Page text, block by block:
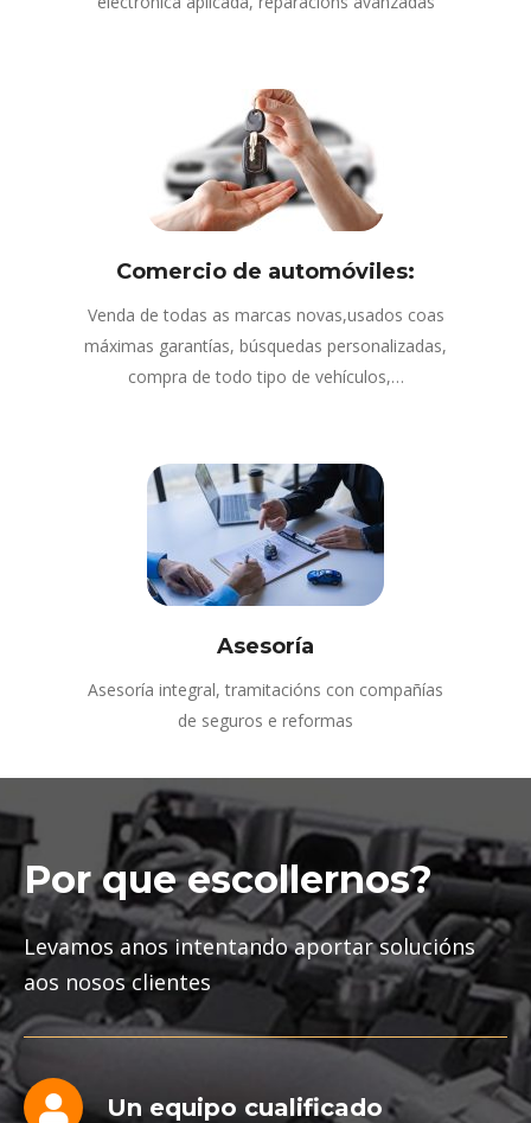
Comercio de automóviles:
Venda de todas as marcas novas,usados coas
máximas garantías, búsquedas personalizadas,
compra de todo tipo de vehículos,…
Asesoría
Asesoría integral, tramitacións con compañías
de seguros e reformas
Por que escollernos?
Levamos anos intentando aportar solucións
aos nosos clientes
Un equipo cualificado